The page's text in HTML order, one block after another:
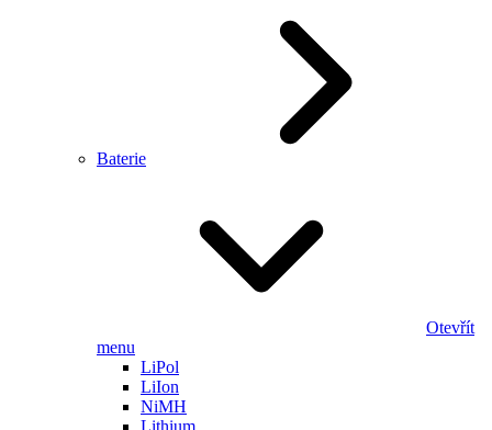
Baterie
Otevřít
menu
LiPol
LiIon
NiMH
Lithium